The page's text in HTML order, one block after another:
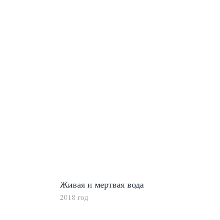
Живая и мертвая вода
2018 год